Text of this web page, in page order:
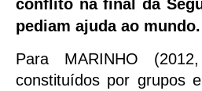
conflito na final da
pediam ajuda ao mundo.
Para MARINHO
constituídos por grupos